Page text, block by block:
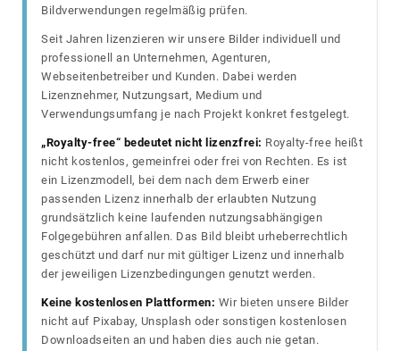
Bildverwendungen regelmäßig prüfen.
Seit Jahren lizenzieren wir unsere Bilder individuell und
professionell an Unternehmen, Agenturen,
Webseitenbetreiber und Kunden. Dabei werden
Lizenznehmer, Nutzungsart, Medium und
Verwendungsumfang je nach Projekt konkret festgelegt.
„Royalty-free“ bedeutet nicht lizenzfrei: Royalty-free heißt
nicht kostenlos, gemeinfrei oder frei von Rechten. Es ist
ein Lizenzmodell, bei dem nach dem Erwerb einer
passenden Lizenz innerhalb der erlaubten Nutzung
grundsätzlich keine laufenden nutzungsabhängigen
Folgegebühren anfallen. Das Bild bleibt urheberrechtlich
geschützt und darf nur mit gültiger Lizenz und innerhalb
der jeweiligen Lizenzbedingungen genutzt werden.
Keine kostenlosen Plattformen: Wir bieten unsere Bilder
nicht auf Pixabay, Unsplash oder sonstigen kostenlosen
Downloadseiten an und haben dies auch nie getan.